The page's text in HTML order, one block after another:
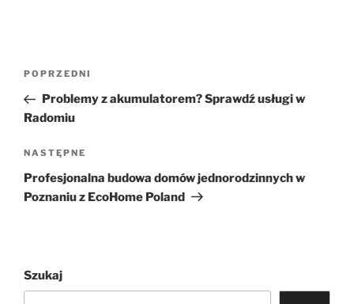
Nawigacja
Poprzedni
wpis
POPRZEDNI
Problemy z akumulatorem? Sprawdź usługi w
Radomiu
Następny
wpis
NASTĘPNE
Profesjonalna budowa domów jednorodzinnych w
Poznaniu z EcoHome Poland
Szukaj